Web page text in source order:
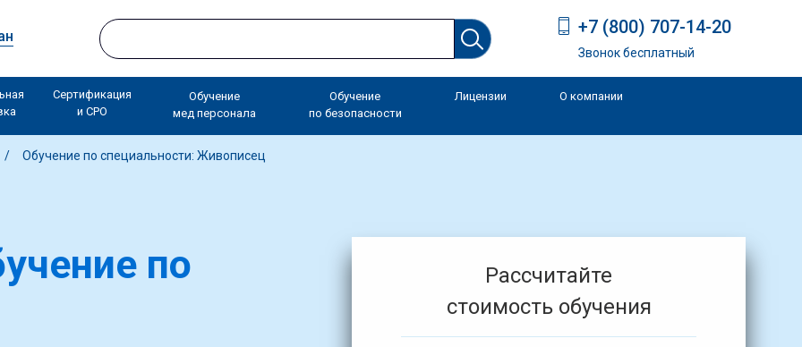
+7 (800) 707-14-20
Звонок бесплатный
Сертификация
и СРО
Обучение
мед персонала
Обучение
по безопасности
Лицензии О компании
Обучение по специальности: Живописец
по
Рассчитайте
стоимость обучения